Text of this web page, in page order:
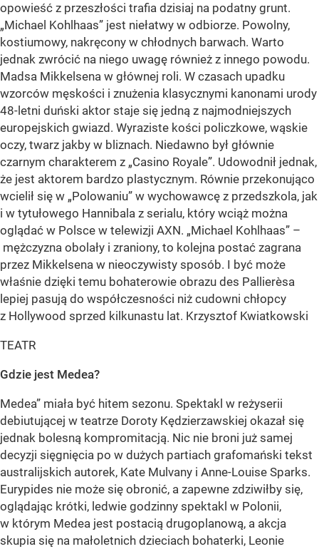
opowieść z przeszłości trafia dzisiaj na podatny grunt.
„Michael Kohlhaas” jest niełatwy w odbiorze. Powolny,
kostiumowy, nakręcony w chłodnych barwach. Warto
jednak zwrócić na niego uwagę również z innego powodu.
Madsa Mikkelsena w głównej roli. W czasach upadku
wzorców męskości i znużenia klasycznymi kanonami urody
48-letni duński aktor staje się jedną z najmodniejszych
europejskich gwiazd. Wyraziste kości policzkowe, wąskie
oczy, twarz jakby w bliznach. Niedawno był głównie
czarnym charakterem z „Casino Royale”. Udowodnił jednak,
że jest aktorem bardzo plastycznym. Równie przekonująco
wcielił się w „Polowaniu” w wychowawcę z przedszkola, jak
i w tytułowego Hannibala z serialu, który wciąż można
oglądać w Polsce w telewizji AXN. „Michael Kohlhaas” –
mężczyzna obolały i zraniony, to kolejna postać zagrana
przez Mikkelsena w nieoczywisty sposób. I być może
właśnie dzięki temu bohaterowie obrazu des Pallierèsa
lepiej pasują do współczesności niż cudowni chłopcy
z Hollywood sprzed kilkunastu lat. Krzysztof Kwiatkowski
TEATR
Gdzie jest Medea?
Medea” miała być hitem sezonu. Spektakl w reżyserii
debiutującej w teatrze Doroty Kędzierzawskiej okazał się
jednak bolesną kompromitacją. Nic nie broni już samej
decyzji sięgnięcia po w dużych partiach grafomański tekst
australijskich autorek, Kate Mulvany i Anne-Louise Sparks.
Eurypides nie może się obronić, a zapewne zdziwiłby się,
oglądając krótki, ledwie godzinny spektakl w Polonii,
w którym Medea jest postacią drugoplanową, a akcja
skupia się na małoletnich dzieciach bohaterki, Leonie